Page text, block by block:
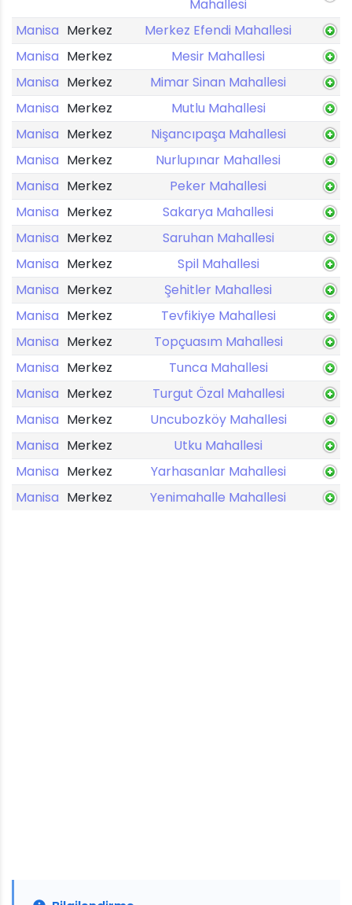
Mahallesi
Manisa Merkez
Merkez Efendi Mahallesi
Manisa Merkez
Mesir Mahallesi
Manisa Merkez
Mimar Sinan Mahallesi
Manisa Merkez
Mutlu Mahallesi
Manisa Merkez
Nişancıpaşa Mahallesi
Manisa Merkez
Nurlupınar Mahallesi
Manisa Merkez
Peker Mahallesi
Manisa Merkez
Sakarya Mahallesi
Manisa Merkez
Saruhan Mahallesi
Manisa Merkez
Spil Mahallesi
Manisa Merkez
Şehitler Mahallesi
Manisa Merkez
Tevfikiye Mahallesi
Manisa Merkez
Topçuasım Mahallesi
Manisa Merkez
Tunca Mahallesi
Manisa Merkez
Turgut Özal Mahallesi
Manisa Merkez
Uncubozköy Mahallesi
Manisa Merkez
Utku Mahallesi
Manisa Merkez
Yarhasanlar Mahallesi
Manisa Merkez Yenimahalle Mahallesi